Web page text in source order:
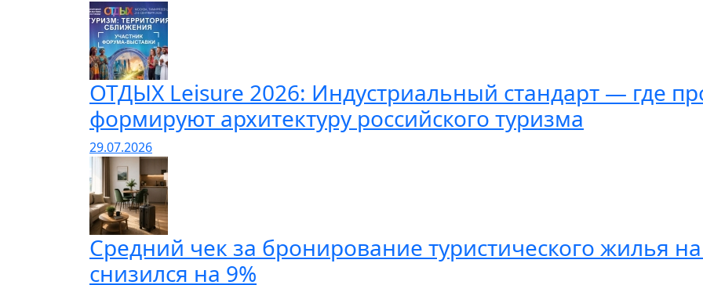
ОТДЫХ Leisure 2026: Индустриальный стандарт — где
формируют архитектуру российского туризма
29.07.2026
Cредний чек за бронирование туристического жилья
снизился на 9%